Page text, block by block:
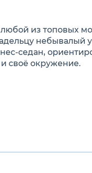
из топовых
небывалый
седан,
своё окружение.